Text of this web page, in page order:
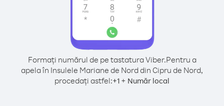
Formați numărul de pe tastatura Viber.Pentru a
apela în Insulele Mariane de Nord din Cipru de Nord,
procedați astfel:+1 + Număr local